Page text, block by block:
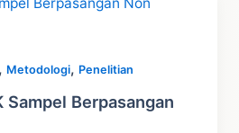
, Metodologi, Penelitian
Sampel Berpasangan